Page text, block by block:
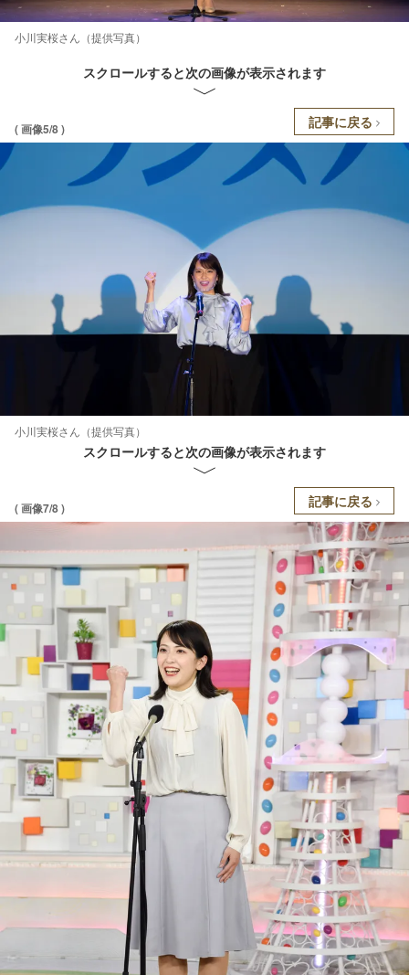
小川実桜さん（提供写真）
スクロールすると次の画像が表示されます
( 画像5/8 ) 記事に戻る
小川実桜さん（提供写真）
スクロールすると次の画像が表示されます
( 画像7/8 ) 記事に戻る